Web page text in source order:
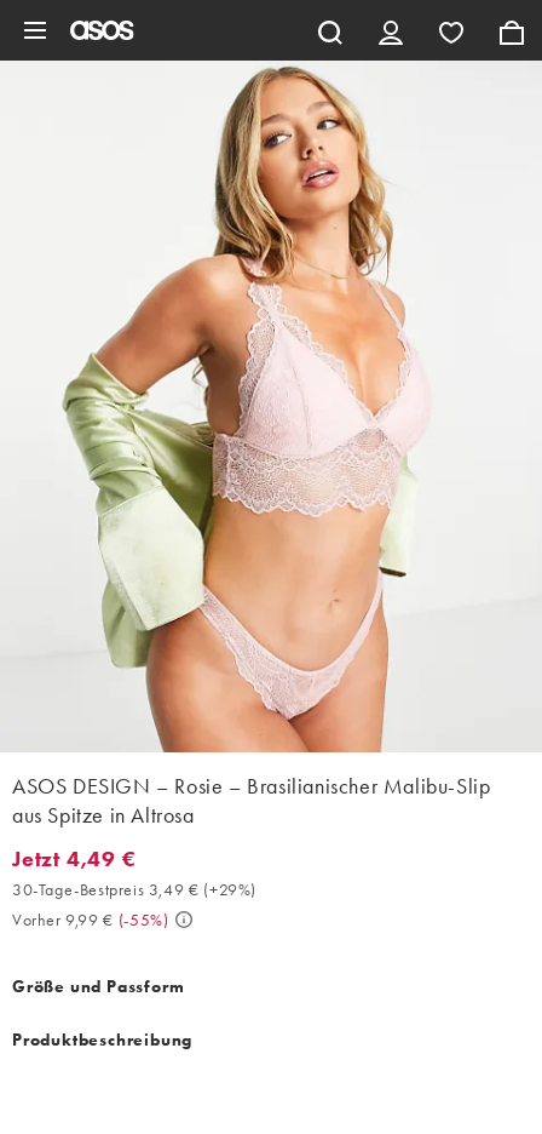
ASOS DESIGN – Rosie – Brasilianischer Malibu-Slip
aus Spitze in Altrosa
Jetzt 4,49 €. 30-Tage-Bestpreis 3,49 € (+29%). Vorher 9,99 €.
Jetzt 4,49 €
30-Tage-Bestpreis 3,49 € (+29%)
Vorher 9,99 € (-55%)
Größe und Passform
Produktbeschreibung